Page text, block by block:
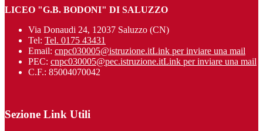
LICEO "G.B. BODONI" DI SALUZZO
Via Donaudi 24, 12037 Saluzzo (CN)
Tel: Tel. 0175 43431
Email: cnpc030005@istruzione.itLink per inviare una mail
PEC: cnpc030005@pec.istruzione.itLink per inviare una mail
C.F.: 85004070042
Sezione Link Utili